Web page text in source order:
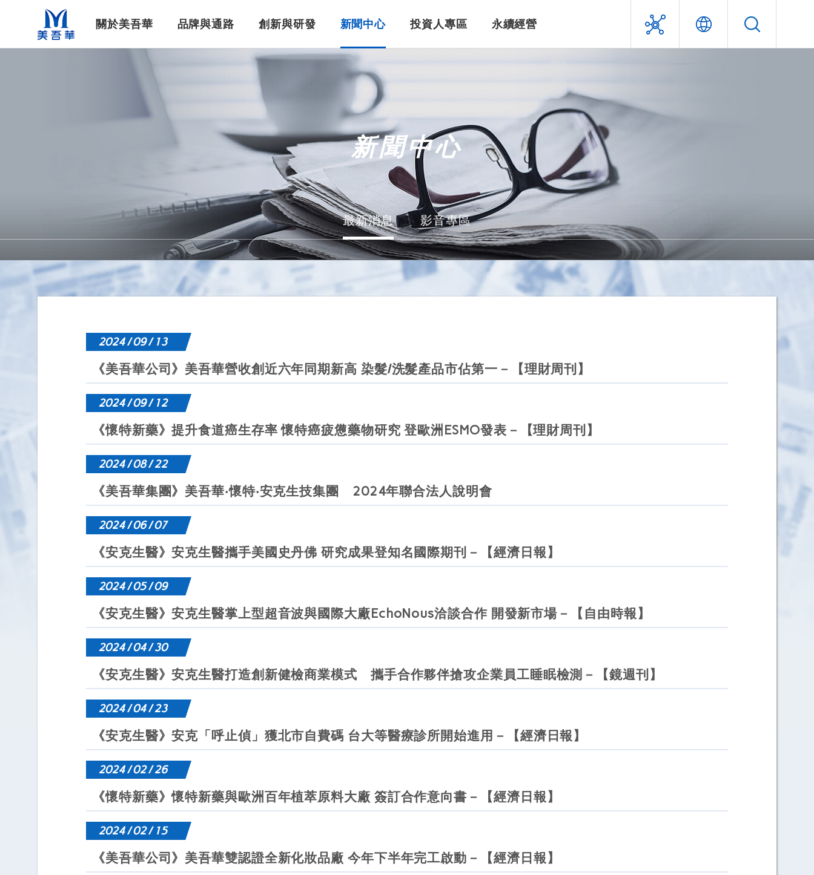
關於美吾華 品牌與通路 創新與研發 新聞中心 投資人專區 永續經營
新聞中心
最新消息 影音專區
2024 / 09 / 13
《美吾華公司》美吾華營收創近六年同期新高 染髮/洗髮產品市佔第一－【理財周刊】
2024 / 09 / 12
《懷特新藥》提升食道癌生存率 懷特癌疲憊藥物研究 登歐洲ESMO發表－【理財周刊】
2024 / 08 / 22
《美吾華集團》美吾華‧懷特‧安克生技集團 2024年聯合法人說明會
2024 / 06 / 07
《安克生醫》安克生醫攜手美國史丹佛 研究成果登知名國際期刊－【經濟日報】
2024 / 05 / 09
《安克生醫》安克生醫掌上型超音波與國際大廠EchoNous洽談合作 開發新市場－【自由時報】
2024 / 04 / 30
《安克生醫》安克生醫打造創新健檢商業模式 攜手合作夥伴搶攻企業員工睡眠檢測－【鏡週刊】
2024 / 04 / 23
《安克生醫》安克「呼止偵」獲北市自費碼 台大等醫療診所開始進用－【經濟日報】
2024 / 02 / 26
《懷特新藥》懷特新藥與歐洲百年植萃原料大廠 簽訂合作意向書－【經濟日報】
2024 / 02 / 15
《美吾華公司》美吾華雙認證全新化妝品廠 今年下半年完工啟動－【經濟日報】